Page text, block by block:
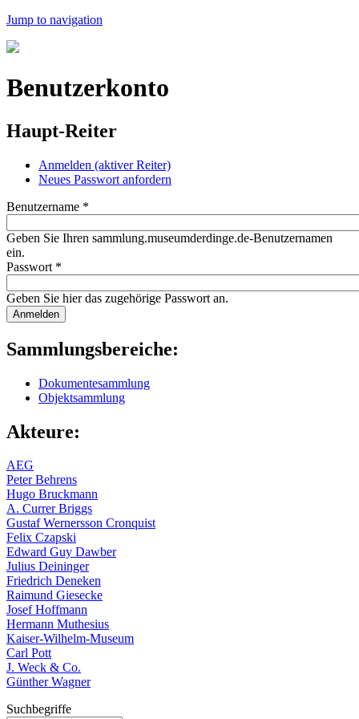
Jump to navigation
Benutzerkonto
Haupt-Reiter
Anmelden (aktiver Reiter)
Neues Passwort anfordern
Benutzername *
Geben Sie Ihren sammlung.museumderdinge.de-Benutzernamen
ein.
Passwort *
Geben Sie hier das zugehörige Passwort an.
Sammlungsbereiche:
Dokumentesammlung
Objektsammlung
Akteure:
AEG
Peter Behrens
Hugo Bruckmann
A. Currer Briggs
Gustaf Wernersson Cronquist
Felix Czapski
Edward Guy Dawber
Julius Deininger
Friedrich Deneken
Raimund Giesecke
Josef Hoffmann
Hermann Muthesius
Kaiser-Wilhelm-Museum
Carl Pott
J. Weck & Co.
Günther Wagner
Suchbegriffe